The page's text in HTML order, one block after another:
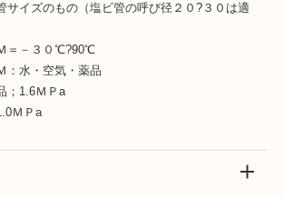
サイズのもの（塩ビ管の呼び径２０?３０は適
＝－３０℃?90℃
水・空気・薬品
；1.6ＭＰa
ＭＰa